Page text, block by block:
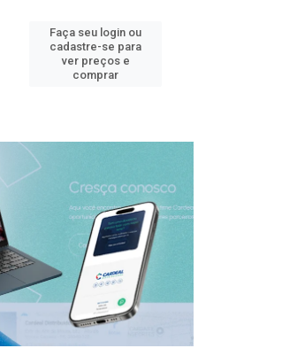
Faça seu login ou
cadastre-se para
ver preços e
comprar